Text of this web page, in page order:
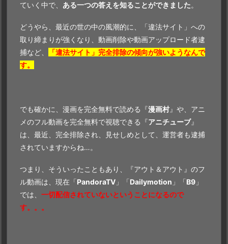
ていく中で、 ある一つの答えを知ることができました。
どうやら、最近の世の中の風潮的に、「違法サイト」への
取り締まりが強くなり、動画削除や動画アップロード者逮
捕など、
「違法サイト」完全排除の傾向が強いようなんで
す。
でも確かに、漫画を完全無料で読める『漫画村』や、アニ
メのフル動画を完全無料で視聴できる『アニチューブ』
は、最近、完全排除され、見せしめとして、運営者も逮捕
されていますからね…。
つまり、そういったこともあり、『アウト＆アウト』のフ
ル動画は、現在「PandoraTV 」「Dailymotion 」「B9 」
では、 一切配信されていないということになるので
す。。。